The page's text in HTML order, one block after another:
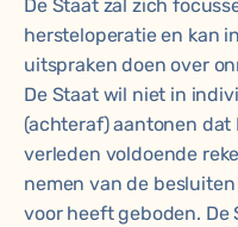
De Staat zal zich
hersteloperatie en kan
uitspraken doen over
De Staat wil niet in
(achteraf) aantonen dat
verleden voldoende
nemen van de
voor heeft geboden. De